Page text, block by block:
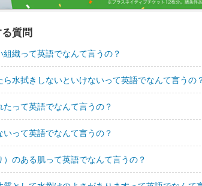
質問
組織って英語でなんて言うの？
ら水拭きしないといけないって英語でなんて言うの
たって英語でなんて言うの？
いって英語でなんて言うの？
）のある肌って英語でなんて言うの？